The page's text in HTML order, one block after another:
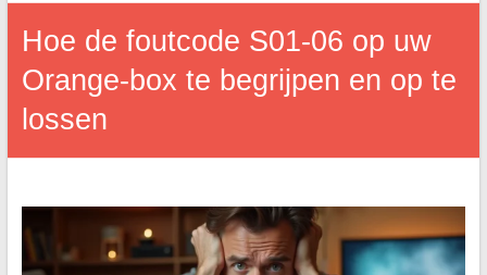
Hoe de foutcode S01-06 op uw
Orange-box te begrijpen en op te
lossen